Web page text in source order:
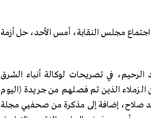
مجلس النقابة، أمس الأحد، حل أزمة
في تصريحات لوكالة أنباء الشرق
الذين تم فصلهم من جريدة (اليوم
صلاح، إضافة إلى مذكرة من صحفيي مجلة